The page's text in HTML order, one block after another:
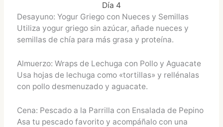
Día 4
Desayuno: Yogur Griego con Nueces y Semillas
Utiliza yogur griego sin azúcar, añade nueces y
semillas de chía para más grasa y proteína.
Almuerzo: Wraps de Lechuga con Pollo y Aguacate
Usa hojas de lechuga como «tortillas» y rellénalas
con pollo desmenuzado y aguacate.
Cena: Pescado a la Parrilla con Ensalada de Pepino
Asa tu pescado favorito y acompáñalo con una